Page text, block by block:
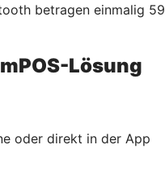
betragen einmalig 59
Lösung
oder direkt in der App